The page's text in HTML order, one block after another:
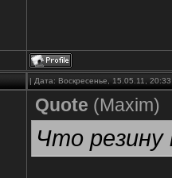
| Дата: Воскресенье, 15.05.11,
Quote (Maxim)
Что резину